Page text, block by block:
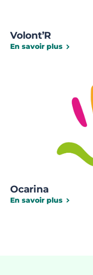
Volont’R
En savoir plus
Ocarina
En savoir plus